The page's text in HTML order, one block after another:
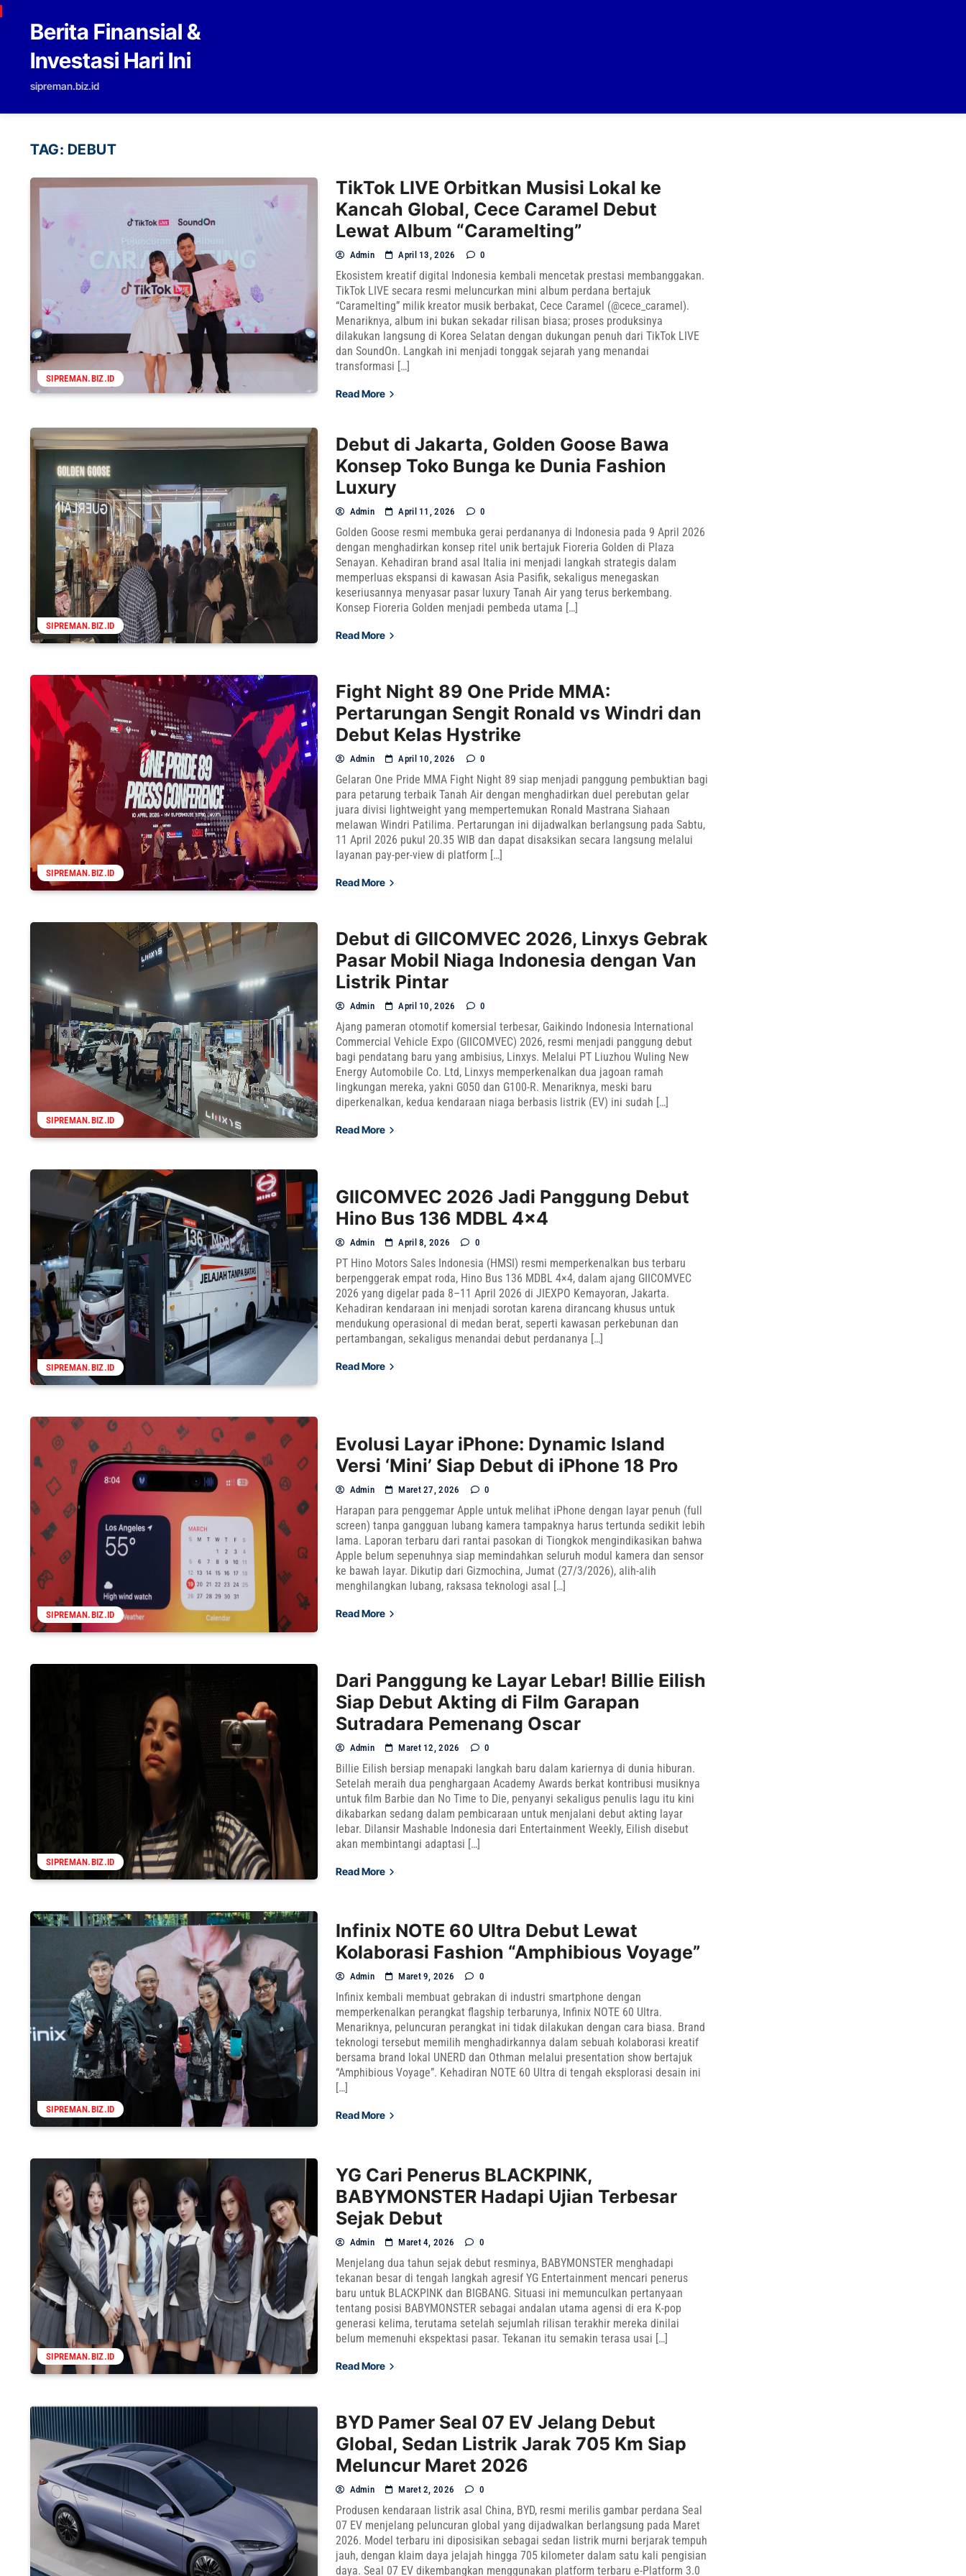
Skip to content
Berita Finansial &
Investasi Hari Ini
sipreman.biz.id
TAG: DEBUT
SIPREMAN.BIZ.ID
TikTok LIVE Orbitkan Musisi Lokal ke
Kancah Global, Cece Caramel Debut
Lewat Album “Caramelting”
Admin April 13, 2026 0
Ekosistem kreatif digital Indonesia kembali mencetak prestasi membanggakan.
TikTok LIVE secara resmi meluncurkan mini album perdana bertajuk
“Caramelting” milik kreator musik berbakat, Cece Caramel (@cece_caramel).
Menariknya, album ini bukan sekadar rilisan biasa; proses produksinya
dilakukan langsung di Korea Selatan dengan dukungan penuh dari TikTok LIVE
dan SoundOn. Langkah ini menjadi tonggak sejarah yang menandai
transformasi […]
Read More
SIPREMAN.BIZ.ID
Debut di Jakarta, Golden Goose Bawa
Konsep Toko Bunga ke Dunia Fashion
Luxury
Admin April 11, 2026 0
Golden Goose resmi membuka gerai perdananya di Indonesia pada 9 April 2026
dengan menghadirkan konsep ritel unik bertajuk Fioreria Golden di Plaza
Senayan. Kehadiran brand asal Italia ini menjadi langkah strategis dalam
memperluas ekspansi di kawasan Asia Pasifik, sekaligus menegaskan
keseriusannya menyasar pasar luxury Tanah Air yang terus berkembang.
Konsep Fioreria Golden menjadi pembeda utama […]
Read More
SIPREMAN.BIZ.ID
Fight Night 89 One Pride MMA:
Pertarungan Sengit Ronald vs Windri dan
Debut Kelas Hystrike
Admin April 10, 2026 0
Gelaran One Pride MMA Fight Night 89 siap menjadi panggung pembuktian bagi
para petarung terbaik Tanah Air dengan menghadirkan duel perebutan gelar
juara divisi lightweight yang mempertemukan Ronald Mastrana Siahaan
melawan Windri Patilima. Pertarungan ini dijadwalkan berlangsung pada Sabtu,
11 April 2026 pukul 20.35 WIB dan dapat disaksikan secara langsung melalui
layanan pay-per-view di platform […]
Read More
SIPREMAN.BIZ.ID
Debut di GIICOMVEC 2026, Linxys Gebrak
Pasar Mobil Niaga Indonesia dengan Van
Listrik Pintar
Admin April 10, 2026 0
Ajang pameran otomotif komersial terbesar, Gaikindo Indonesia International
Commercial Vehicle Expo (GIICOMVEC) 2026, resmi menjadi panggung debut
bagi pendatang baru yang ambisius, Linxys. Melalui PT Liuzhou Wuling New
Energy Automobile Co. Ltd, Linxys memperkenalkan dua jagoan ramah
lingkungan mereka, yakni G050 dan G100-R. Menariknya, meski baru
diperkenalkan, kedua kendaraan niaga berbasis listrik (EV) ini sudah […]
Read More
SIPREMAN.BIZ.ID
GIICOMVEC 2026 Jadi Panggung Debut
Hino Bus 136 MDBL 4×4
Admin April 8, 2026 0
PT Hino Motors Sales Indonesia (HMSI) resmi memperkenalkan bus terbaru
berpenggerak empat roda, Hino Bus 136 MDBL 4×4, dalam ajang GIICOMVEC
2026 yang digelar pada 8–11 April 2026 di JIEXPO Kemayoran, Jakarta.
Kehadiran kendaraan ini menjadi sorotan karena dirancang khusus untuk
mendukung operasional di medan berat, seperti kawasan perkebunan dan
pertambangan, sekaligus menandai debut perdananya […]
Read More
SIPREMAN.BIZ.ID
Evolusi Layar iPhone: Dynamic Island
Versi ‘Mini’ Siap Debut di iPhone 18 Pro
Admin Maret 27, 2026 0
Harapan para penggemar Apple untuk melihat iPhone dengan layar penuh (full
screen) tanpa gangguan lubang kamera tampaknya harus tertunda sedikit lebih
lama. Laporan terbaru dari rantai pasokan di Tiongkok mengindikasikan bahwa
Apple belum sepenuhnya siap memindahkan seluruh modul kamera dan sensor
ke bawah layar. Dikutip dari Gizmochina, Jumat (27/3/2026), alih-alih
menghilangkan lubang, raksasa teknologi asal […]
Read More
SIPREMAN.BIZ.ID
Dari Panggung ke Layar Lebar! Billie Eilish
Siap Debut Akting di Film Garapan
Sutradara Pemenang Oscar
Admin Maret 12, 2026 0
Billie Eilish bersiap menapaki langkah baru dalam kariernya di dunia hiburan.
Setelah meraih dua penghargaan Academy Awards berkat kontribusi musiknya
untuk film Barbie dan No Time to Die, penyanyi sekaligus penulis lagu itu kini
dikabarkan sedang dalam pembicaraan untuk menjalani debut akting layar
lebar. Dilansir Mashable Indonesia dari Entertainment Weekly, Eilish disebut
akan membintangi adaptasi […]
Read More
SIPREMAN.BIZ.ID
Infinix NOTE 60 Ultra Debut Lewat
Kolaborasi Fashion “Amphibious Voyage”
Admin Maret 9, 2026 0
Infinix kembali membuat gebrakan di industri smartphone dengan
memperkenalkan perangkat flagship terbarunya, Infinix NOTE 60 Ultra.
Menariknya, peluncuran perangkat ini tidak dilakukan dengan cara biasa. Brand
teknologi tersebut memilih menghadirkannya dalam sebuah kolaborasi kreatif
bersama brand lokal UNERD dan Othman melalui presentation show bertajuk
“Amphibious Voyage”. Kehadiran NOTE 60 Ultra di tengah eksplorasi desain ini
[…]
Read More
SIPREMAN.BIZ.ID
YG Cari Penerus BLACKPINK,
BABYMONSTER Hadapi Ujian Terbesar
Sejak Debut
Admin Maret 4, 2026 0
Menjelang dua tahun sejak debut resminya, BABYMONSTER menghadapi
tekanan besar di tengah langkah agresif YG Entertainment mencari penerus
baru untuk BLACKPINK dan BIGBANG. Situasi ini memunculkan pertanyaan
tentang posisi BABYMONSTER sebagai andalan utama agensi di era K-pop
generasi kelima, terutama setelah sejumlah rilisan terakhir mereka dinilai
belum memenuhi ekspektasi pasar. Tekanan itu semakin terasa usai […]
Read More
BYD Pamer Seal 07 EV Jelang Debut
Global, Sedan Listrik Jarak 705 Km Siap
Meluncur Maret 2026
Admin Maret 2, 2026 0
Produsen kendaraan listrik asal China, BYD, resmi merilis gambar perdana Seal
07 EV menjelang peluncuran global yang dijadwalkan berlangsung pada Maret
2026. Model terbaru ini diposisikan sebagai sedan listrik murni berjarak tempuh
jauh, dengan klaim daya jelajah hingga 705 kilometer dalam satu kali pengisian
daya. Seal 07 EV dikembangkan menggunakan platform terbaru e-Platform 3.0